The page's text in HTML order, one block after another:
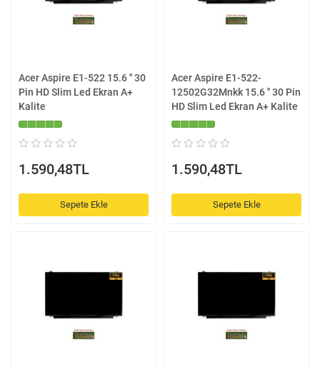
Acer Aspire E1-522 15.6 '' 30
Pin HD Slim Led Ekran A+
Kalite
1.590,48TL
Sepete Ekle
Acer Aspire E1-522-
12502G32Mnkk 15.6 '' 30 Pin
HD Slim Led Ekran A+ Kalite
1.590,48TL
Sepete Ekle